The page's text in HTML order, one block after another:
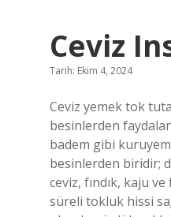
Ceviz
Tarih: Ekim 4, 2024
Ceviz yemek tok
besinlerden
badem gibi
besinlerden biridir;
ceviz, fındık, kaju
süreli tokluk hissi